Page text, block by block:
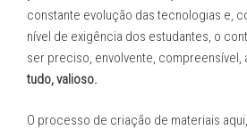
conhecimento”
constante evolução das tecnologias e,
nível de exigência dos estudantes, o
ser preciso, envolvente, compreensível,
tudo, valioso.
O processo de criação de materiais